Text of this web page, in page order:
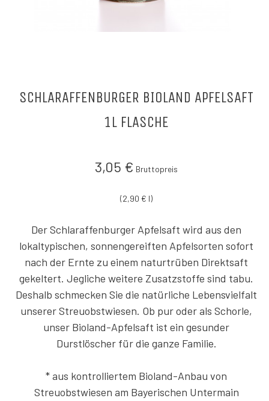
Schlaraffenburger Bioland Apfelsaft
1l Flasche
3,05 € Bruttopreis
(2,90 € l)
Der Schlaraffenburger Apfelsaft wird aus den
lokaltypischen, sonnengereiften Apfelsorten sofort
nach der Ernte zu einem naturtrüben Direktsaft
gekeltert. Jegliche weitere Zusatzstoffe sind tabu.
Deshalb schmecken Sie die natürliche Lebensvielfalt
unserer Streuobstwiesen. Ob pur oder als Schorle,
unser Bioland-Apfelsaft ist ein gesunder
Durstlöscher für die ganze Familie.
* aus kontrolliertem Bioland-Anbau von
Streuobstwiesen am Bayerischen Untermain